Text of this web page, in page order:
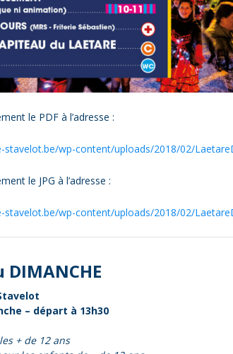
le PDF à l’adresse :
wp-content/uploads/2018/02/
le JPG à l’adresse :
wp-content/uploads/2018/02/
– départ à 13h30
+ de 12 ans